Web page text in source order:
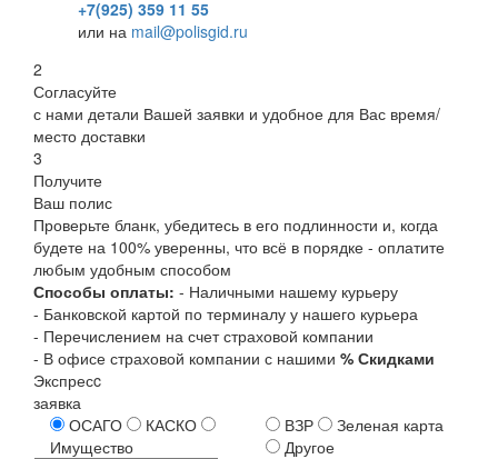
+7(925) 359 11 55
или на mail@polisgid.ru
2
Согласуйте
с нами детали Вашей заявки и удобное для Вас время/
место доставки
3
Получите
Ваш полис
Проверьте бланк, убедитесь в его подлинности и, когда
будете на 100% уверенны, что всё в порядке - оплатите
любым удобным способом
Способы оплаты: - Наличными нашему курьеру
- Банковской картой по терминалу у нашего курьера
- Перечислением на счет страховой компании
- В офисе страховой компании с нашими % Скидками
Экспресc
заявка
ОСАГО
КАСКО
Имущество
ВЗР
Зеленая карта
Другое